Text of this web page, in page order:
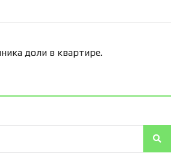
доли в квартире.